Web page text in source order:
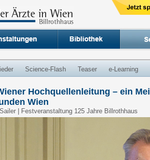
Science-Flash Teaser e-Learning
Hochquellenleitung – ein
Wien
| Festveranstaltung 125 Jahre Billrothhaus